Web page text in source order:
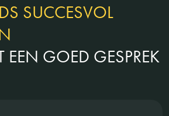
SUCCESVOL
EEN GOED GESPREK